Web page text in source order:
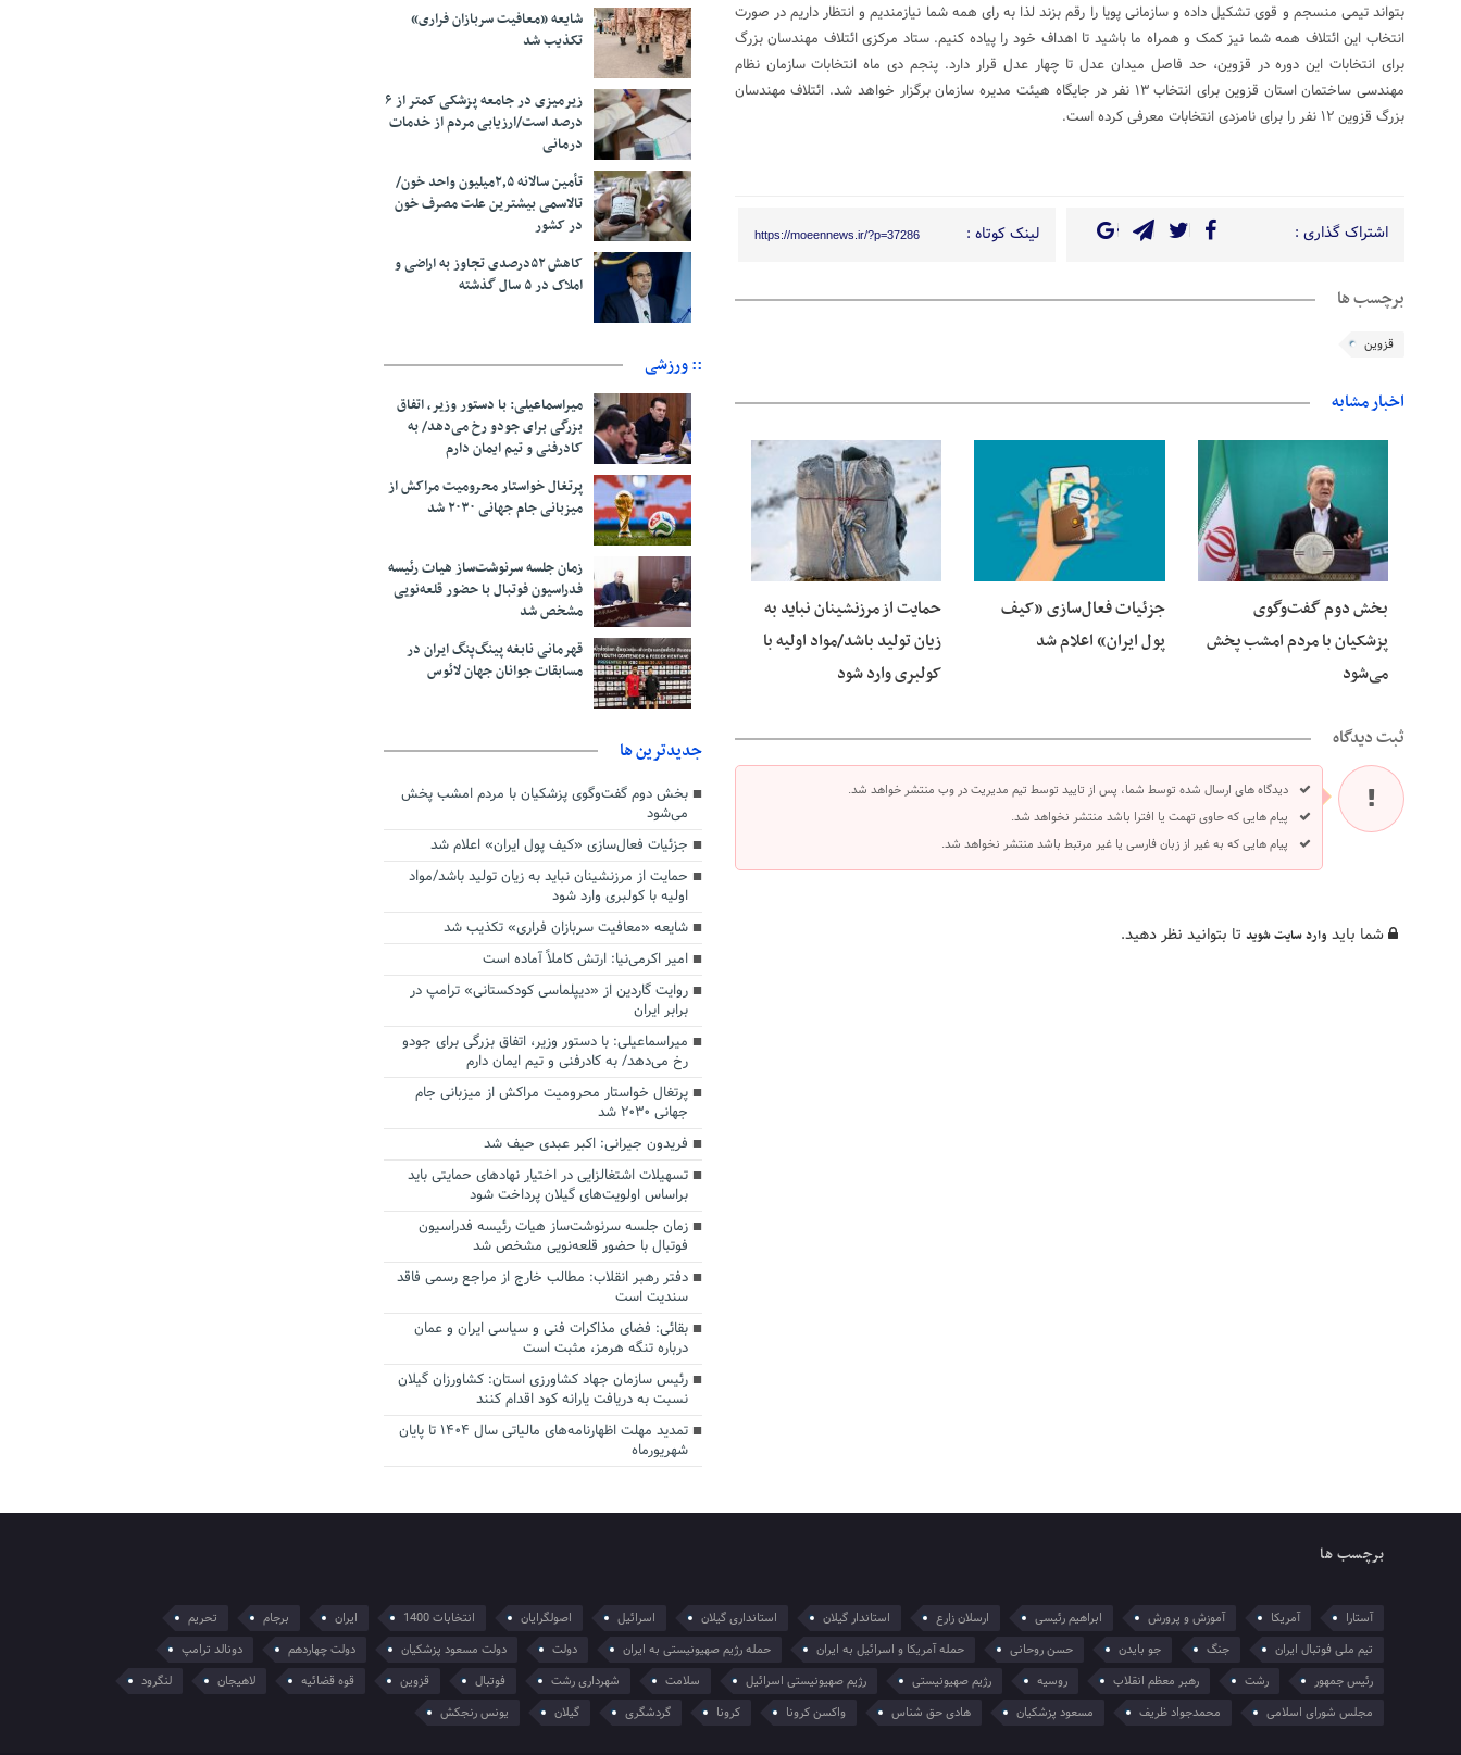
بتواند تیمی منسجم و قوی تشکیل داده و سازمانی پویا را رقم بزند لذا به رای همه شما نیازمندیم و انتظار داریم در صورت
انتخاب این ائتلاف همه شما نیز کمک و همراه ما باشید تا اهداف خود را پیاده کنیم. ستاد مرکزی ائتلاف مهندسان بزرگ
برای انتخابات این دوره در قزوین، حد فاصل میدان عدل تا چهار عدل قرار دارد. پنجم دی ماه انتخابات سازمان نظام
مهندسی ساختمان استان قزوین برای انتخاب ۱۳ نفر در جایگاه هیئت مدیره سازمان برگزار خواهد شد. ائتلاف مهندسان
بزرگ قزوین ۱۲ نفر را برای نامزدی انتخابات معرفی کرده است.
اشتراک گذاری : لینک کوتاه : https://moeennews.ir/?p=37286
برچسب ها
قزوین
اخبار مشابه
بخش دوم گفت‌وگوی
پزشکیان با مردم امشب پخش
می‌شود
جزئیات فعال‌سازی «کیف
پول ایران» اعلام شد
حمایت از مرزنشینان نباید به
زیان تولید باشد/مواد اولیه با
کولبری وارد شود
ثبت دیدگاه
دیدگاه های ارسال شده توسط شما، پس از تایید توسط تیم مدیریت در وب منتشر خواهد شد.
پیام هایی که حاوی تهمت یا افترا باشد منتشر نخواهد شد.
پیام هایی که به غیر از زبان فارسی یا غیر مرتبط باشد منتشر نخواهد شد.
شما باید وارد سایت شوید تا بتوانید نظر دهید.
شایعه «معافیت سربازان فراری»
تکذیب شد
زیرمیزی در جامعه پزشکی کمتر از ۶
درصد است/ارزیابی مردم از خدمات
درمانی
تأمین سالانه ۲٫۵میلیون واحد خون/
تالاسمی بیشترین علت مصرف‌ خون
در کشور
کاهش ۵۲درصدی تجاوز به اراضی و
املاک در ۵ سال گذشته
:: ورزشی
میراسماعیلی: با دستور وزیر، اتفاق
بزرگی برای جودو رخ می‌دهد/ به
کادرفنی و تیم ایمان دارم
پرتغال خواستار محرومیت مراکش از
میزبانی جام جهانی ۲۰۳۰ شد
زمان جلسه سرنوشت‌ساز هیات رئیسه
فدراسیون فوتبال با حضور قلعه‌نویی
مشخص شد
قهرمانی نابغه پینگ‌پنگ ایران در
مسابقات جوانان جهان لائوس
جديدترين ها
بخش دوم گفت‌وگوی پزشکیان با مردم امشب پخش
می‌شود
جزئیات فعال‌سازی «کیف پول ایران» اعلام شد
حمایت از مرزنشینان نباید به زیان تولید باشد/مواد
اولیه با کولبری وارد شود
شایعه «معافیت سربازان فراری» تکذیب شد
امیر اکرمی‌نیا: ارتش کاملاً آماده است
روایت گاردین از «دیپلماسی کودکستانی» ترامپ در
برابر ایران
میراسماعیلی: با دستور وزیر، اتفاق بزرگی برای جودو
رخ می‌دهد/ به کادرفنی و تیم ایمان دارم
پرتغال خواستار محرومیت مراکش از میزبانی جام
جهانی ۲۰۳۰ شد
فریدون جیرانی: اکبر عبدی حیف شد
تسهیلات اشتغالزایی در اختیار نهادهای حمایتی باید
براساس اولویت‌های گیلان پرداخت شود
زمان جلسه سرنوشت‌ساز هیات رئیسه فدراسیون
فوتبال با حضور قلعه‌نویی مشخص شد
دفتر رهبر انقلاب: مطالب خارج از مراجع رسمی فاقد
سندیت است
بقائی: فضای مذاکرات فنی و سیاسی ایران و عمان
درباره تنگه هرمز، مثبت است
رئیس سازمان جهاد کشاورزی استان: کشاورزان گیلان
نسبت به دریافت یارانه کود اقدام کنند
تمدید مهلت اظهارنامه‌های مالیاتی سال ۱۴۰۴ تا پایان
شهریورماه
برچسب ها
آستارا آمریکا آموزش و پرورش ابراهیم رئیسی ارسلان زارع استاندار گیلان استانداری گیلان اسرائیل اصولگرایان انتخابات 1400 ایران برجام
تحریم
تیم ملی فوتبال ایران
جنگ جو بایدن حسن روحانی حمله آمریکا و اسرائیل به ایران حمله رژیم صهیونیستی به ایران دولت دولت مسعود پزشکیان دولت چهاردهم
دونالد ترامپ
رئیس جمهور
رشت رهبر معظم انقلاب روسیه رژیم صهیونیستی رژیم صهیونیستی اسرائیل سلامت شهرداری رشت فوتبال قزوین قوه قضائیه لاهیجان
لنگرود
مجلس شورای اسلامی
محمدجواد ظریف مسعود پزشکیان هادی حق شناس واکسن کرونا کرونا گردشگری گیلان یونس رنجکش